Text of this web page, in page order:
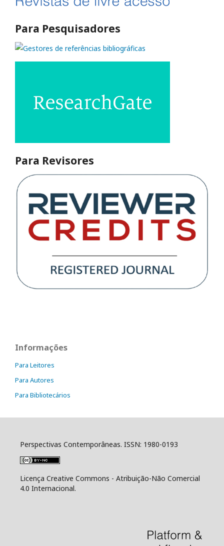
Para Pesquisadores
Para Revisores
Informações
Para Leitores
Para Autores
Para Bibliotecários
Perspectivas Contemporâneas. ISSN: 1980-0193
Licença Creative Commons - Atribuição-Não Comercial
4.0 Internacional.